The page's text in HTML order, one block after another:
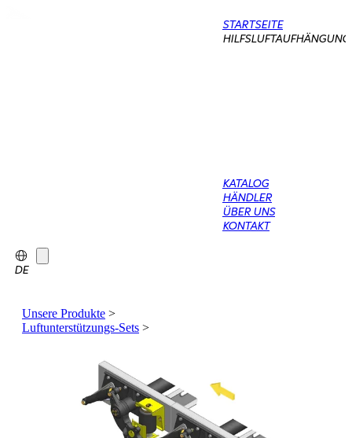
STARTSEITE
HILFSLUFTAUFHÄNGUNG
KATALOG
HÄNDLER
ÜBER UNS
KONTAKT
DE
Unsere Produkte >
Luftunterstützungs-Sets >